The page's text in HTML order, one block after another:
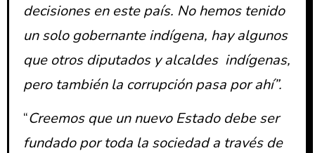
decisiones en este país. No hemos tenido
un solo gobernante indígena, hay algunos
que otros diputados y alcaldes indígenas,
pero también la corrupción pasa por ahí”.
“Creemos que un nuevo Estado debe ser
fundado por toda la sociedad a través de